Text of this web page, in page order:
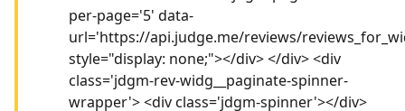
per-page='5' data-
url='https://api.judge.me/reviews/
style="display: none;"></div> </div> <div
class='jdgm-rev-widg__paginate-spinner-
wrapper'> <div class='jdgm-spinner'></div>